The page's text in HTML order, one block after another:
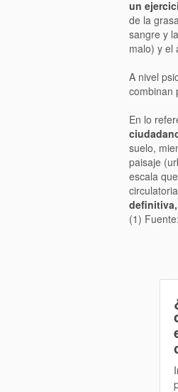
un
de la
sangre y
malo) y el
A nivel
combinan
En lo
suelo,
paisaje
escala
(1)